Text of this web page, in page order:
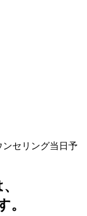
ンセリング当日予
。